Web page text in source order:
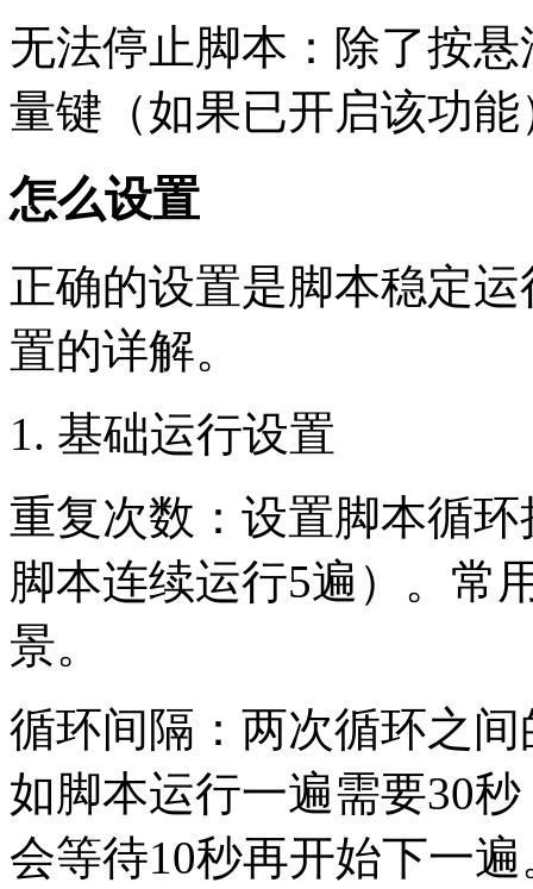
无法停止脚本：除了按
量键（如果已开启该功
怎么设置
正确的设置是脚本稳定
置的详解。
1. 基础运行设置
重复次数：设置脚本循
脚本连续运行5遍）。常
景。
循环间隔：两次循环之
如脚本运行一遍需要30
会等待10秒再开始下一遍